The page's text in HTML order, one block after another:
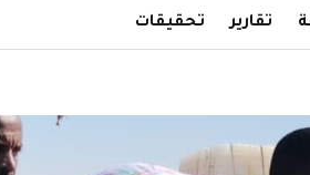
تقارير تحقيقات